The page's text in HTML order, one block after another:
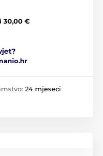
30,00 €
24 mjeseci